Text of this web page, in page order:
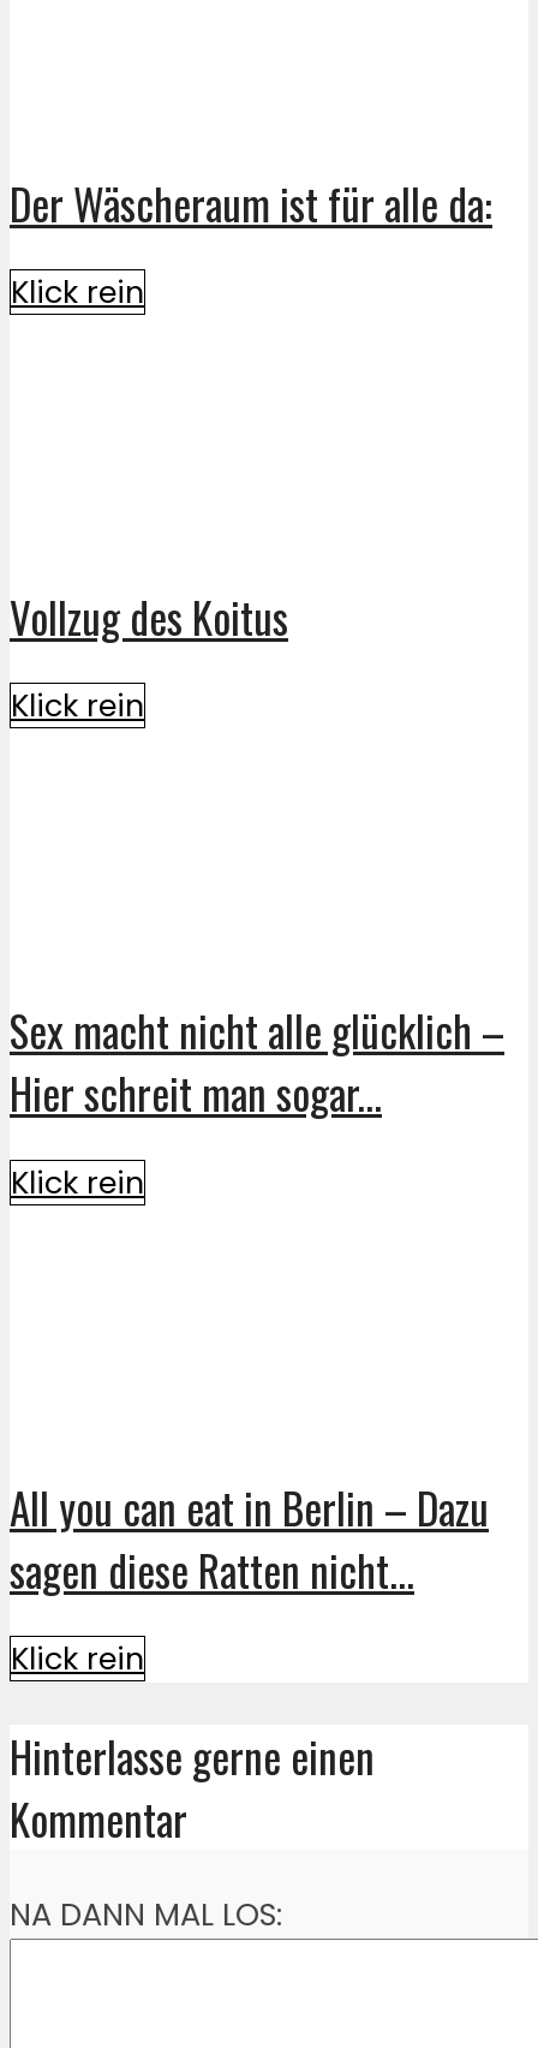
Der Wäscheraum ist für alle da:
Klick rein
Vollzug des Koitus
Klick rein
Sex macht nicht alle glücklich –
Hier schreit man sogar...
Klick rein
All you can eat in Berlin – Dazu
sagen diese Ratten nicht...
Klick rein
Hinterlasse gerne einen
Kommentar
NA DANN MAL LOS: